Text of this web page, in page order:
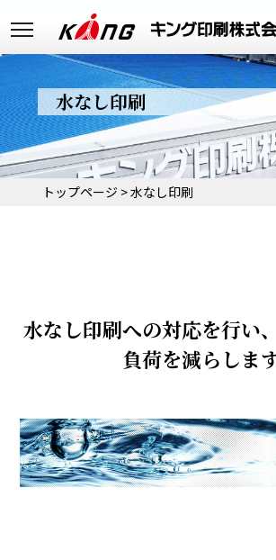
水なし印刷
トップページ >水なし印刷
水なし印刷への対応を行い
負荷を減らしま